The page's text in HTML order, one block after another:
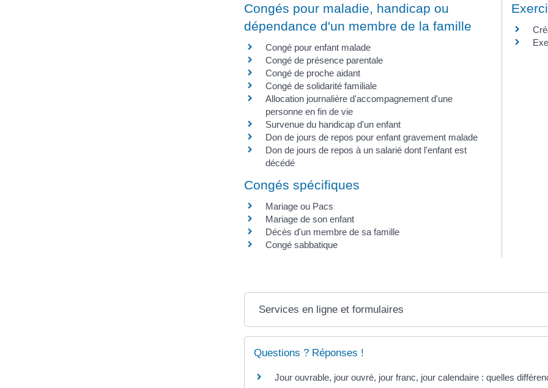
Congés pour maladie, handicap ou
dépendance d'un membre de la famille
Congé pour enfant malade
Congé de présence parentale
Congé de proche aidant
Congé de solidarité familiale
Allocation journalière d'accompagnement d'une
personne en fin de vie
Survenue du handicap d'un enfant
Don de jours de repos pour enfant gravement malade
Don de jours de repos à un salarié dont l'enfant est
décédé
Congés spécifiques
Mariage ou Pacs
Mariage de son enfant
Décès d'un membre de sa famille
Congé sabbatique
Services en ligne et formulaires
Questions ? Réponses !
Jour ouvrable, jour ouvré, jour franc, jour calendaire : quelles